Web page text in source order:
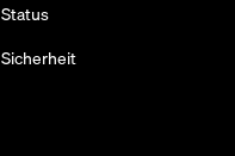
Status
Sicherheit